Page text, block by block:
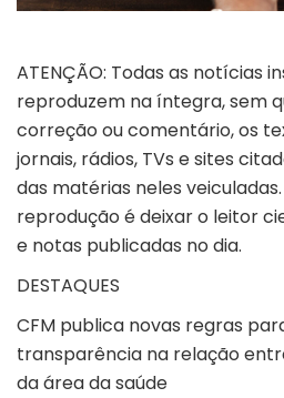
ATENÇÃO: Todas as notícias
reproduzem na íntegra, sem
correção ou comentário, os
jornais, rádios, TVs e sites
das matérias neles
reprodução é deixar o leitor
e notas publicadas no dia.
DESTAQUES
CFM publica novas regras
transparência na relação
da área da saúde